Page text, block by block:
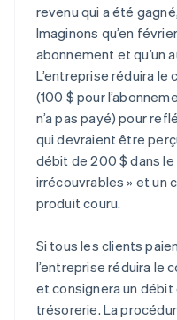
revenu qui a été
Imaginons qu’en
abonnement et qu’un
L’entreprise réduira
(100 $ pour
n’a pas payé) pour
qui devraient être
débit de 200 $ dans
irrécouvrables » et un
produit couru.
Si tous les clients
l’entreprise réduira le
et consignera un
trésorerie. La